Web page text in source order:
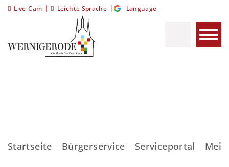
Live-Cam | Leichte Sprache | Language
Startseite Bürgerservice Serviceportal